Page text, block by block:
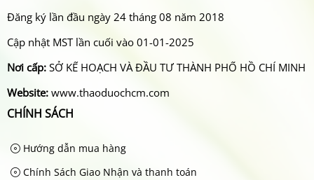
Đăng ký lần đầu ngày 24 tháng 08 năm 2018
Cập nhật MST lần cuối vào 01-01-2025
Nơi cấp: SỞ KẾ HOẠCH VÀ ĐẦU TƯ THÀNH PHỐ HỒ CHÍ MINH
Website: www.thaoduochcm.com
CHÍNH SÁCH
Hướng dẫn mua hàng
Chính Sách Giao Nhận và thanh toán